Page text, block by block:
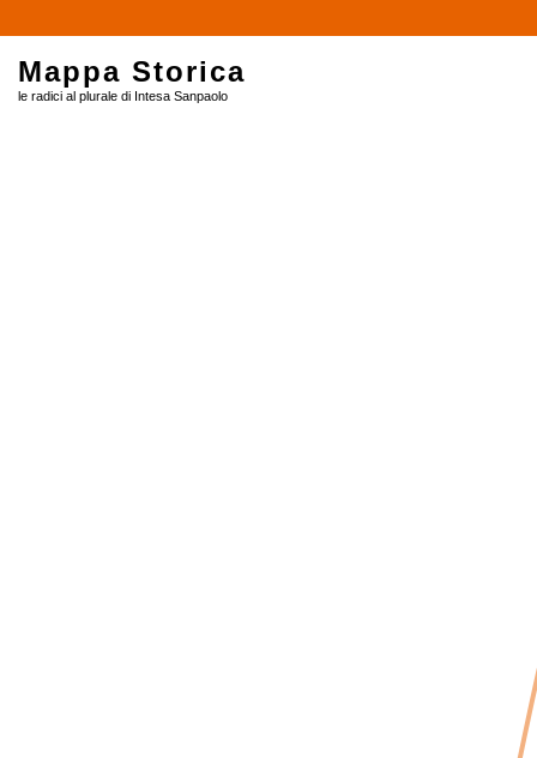
Mappa Storica
le radici al plurale di Intesa Sanpaolo